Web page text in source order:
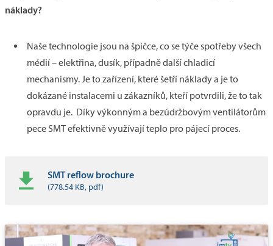
náklady?
Naše technologie jsou na špičce, co se týče spotřeby všech
médií – elektřina, dusík, případně další chladicí
mechanismy. Je to zařízení, které šetří náklady a je to
dokázané instalacemi u zákazníků, kteří potvrdili, že to tak
opravdu je. Díky výkonným a bezúdržbovým ventilátorům
pece SMT efektivně využívají teplo pro pájecí proces.
SMT reflow brochure
(778.54 KB, pdf)